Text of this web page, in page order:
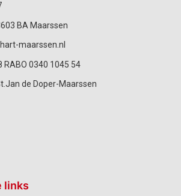
BA Maarssen
maarssen.nl
RABO 0340 1045 54
de Doper-Maarssen
links